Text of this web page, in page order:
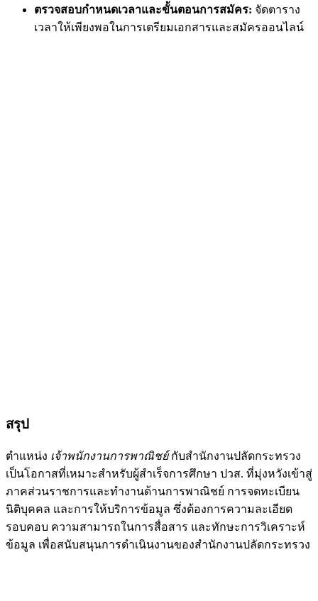
ตรวจสอบกำหนดเวลาและขั้นตอนการสมัคร: จัดตาราง
เวลาให้เพียงพอในการเตรียมเอกสารและสมัครออนไลน์
สรุป
ตำแหน่ง เจ้าพนักงานการพาณิชย์กับสำนักงานปลัดกระทรวง
เป็นโอกาสที่เหมาะสำหรับผู้สำเร็จการศึกษา ปวส. ที่มุ่งหวังเข้าสู่
ภาคส่วนราชการและทำงานด้านการพาณิชย์ การจดทะเบียน
นิติบุคคล และการให้บริการข้อมูล ซึ่งต้องการความละเอียด
รอบคอบ ความสามารถในการสื่อสาร และทักษะการวิเคราะห์
ข้อมูล เพื่อสนับสนุนการดำเนินงานของสำนักงานปลัดกระทรวง